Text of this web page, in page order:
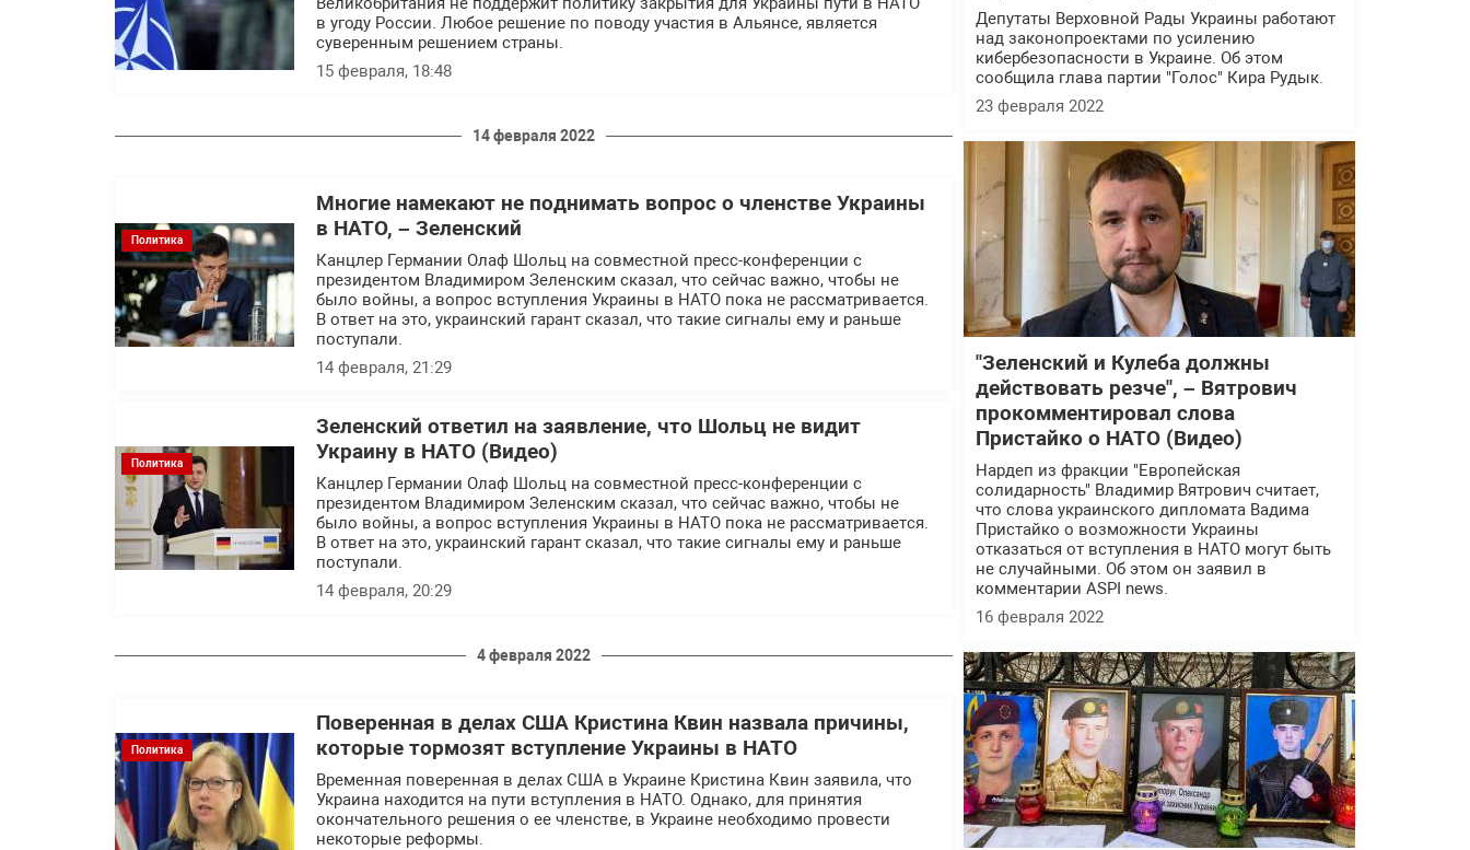
в угоду России. Любое решение по поводу участия в Альянсе, является
суверенным решением страны.
15 февраля, 18:48
14 февраля 2022
Политика
Многие намекают не поднимать вопрос о членстве Украины
в НАТО, – Зеленский
Канцлер Германии Олаф Шольц на совместной пресс-конференции с
президентом Владимиром Зеленским сказал, что сейчас важно, чтобы не
было войны, а вопрос вступления Украины в НАТО пока не рассматривается.
В ответ на это, украинский гарант сказал, что такие сигналы ему и раньше
поступали.
14 февраля, 21:29
Политика
Зеленский ответил на заявление, что Шольц не видит
Украину в НАТО (Видео)
Канцлер Германии Олаф Шольц на совместной пресс-конференции с
президентом Владимиром Зеленским сказал, что сейчас важно, чтобы не
было войны, а вопрос вступления Украины в НАТО пока не рассматривается.
В ответ на это, украинский гарант сказал, что такие сигналы ему и раньше
поступали.
14 февраля, 20:29
4 февраля 2022
Политика
Поверенная в делах США Кристина Квин назвала причины,
которые тормозят вступление Украины в НАТО
Временная поверенная в делах США в Украине Кристина Квин заявила, что
Украина находится на пути вступления в НАТО. Однако, для принятия
окончательного решения о ее членстве, в Украине необходимо провести
некоторые реформы.
Депутаты Верховной Рады Украины работают
над законопроектами по усилению
кибербезопасности в Украине. Об этом
сообщила глава партии "Голос" Кира Рудык.
23 февраля 2022
"Зеленский и Кулеба должны
действовать резче", – Вятрович
прокомментировал слова
Пристайко о НАТО (Видео)
Нардеп из фракции "Европейская
солидарность" Владимир Вятрович считает,
что слова украинского дипломата Вадима
Пристайко о возможности Украины
отказаться от вступления в НАТО могут быть
не случайными. Об этом он заявил в
комментарии ASPI news.
16 февраля 2022